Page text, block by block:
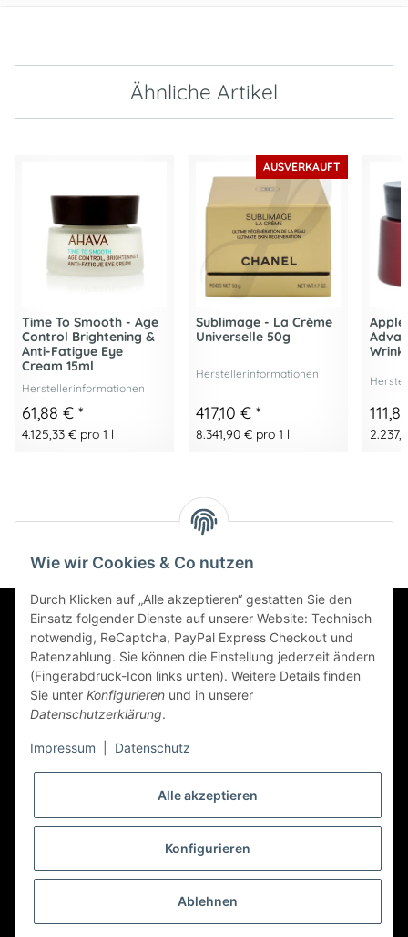
Ähnliche Artikel
Time To Smooth - Age
Control Brightening &
Anti-Fatigue Eye
Cream 15ml
Herstellerinformationen
61,88 € *
4.125,33 € pro 1 l
AUSVERKAUFT
Sublimage - La Crème
Universelle 50g
Herstellerinformationen
417,10 € *
8.341,90 € pro 1 l
Informationen
Gesetzliche Informationen
Zahlungsarten
* Alle Preise inkl. gesetzlicher USt., zzgl.
Wie wir Cookies & Co nutzen
Durch Klicken auf „Alle akzeptieren“ gestatten Sie den
Einsatz folgender Dienste auf unserer Website: Technisch
notwendig, ReCaptcha, PayPal Express Checkout und
Ratenzahlung. Sie können die Einstellung jederzeit ändern
(Fingerabdruck-Icon links unten). Weitere Details finden
Sie unter Konfigurieren und in unserer
Datenschutzerklärung.
Impressum Datenschutz
Alle akzeptieren
Konfigurieren
Ablehnen